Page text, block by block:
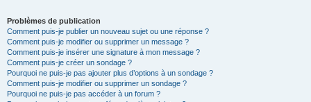
Problèmes de publication
Comment puis-je publier un nouveau sujet ou une réponse ?
Comment puis-je modifier ou supprimer un message ?
Comment puis-je insérer une signature à mon message ?
Comment puis-je créer un sondage ?
Pourquoi ne puis-je pas ajouter plus d’options à un sondage ?
Comment puis-je modifier ou supprimer un sondage ?
Pourquoi ne puis-je pas accéder à un forum ?